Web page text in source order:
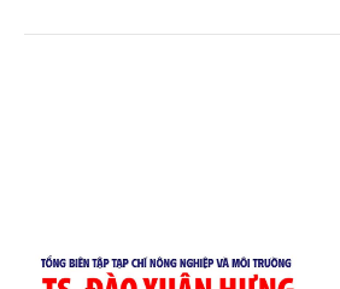
chén, dĩa... từ mo cau đã được